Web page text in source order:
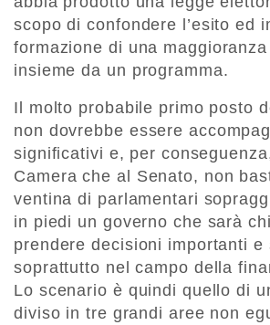
scopo di confondere l’esito ed
formazione di una
insieme da un programma.
Il molto probabile primo posto
non dovrebbe essere
significativi e, per
Camera che al Senato, non
ventina di parlamentari
in piedi un governo che sarà
prendere decisioni importanti e
soprattutto nel campo della
Lo scenario è quindi quello di
diviso in tre grandi aree non